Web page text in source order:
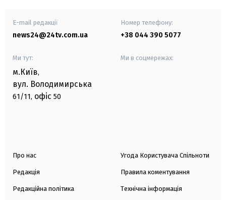
E-mail редакції
news24@24tv.com.ua
Номер телефону:
+38 044 390 5077
Ми тут:
м.Київ,
вул. Володимирська
61/11, офіс 50
Ми в соцмережах:
Про нас
Редакція
Редакційна політика
Угода Користувача Спільноти
Правила коментування
Технічна інформація